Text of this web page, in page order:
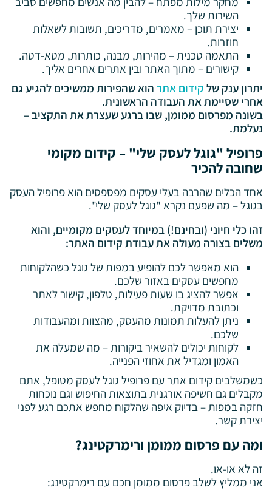
השירות שלך.
יצירת תוכן – מאמרים, מדריכים, תשובות לשאלות
חוזרות.
התאמה טכנית – מהירות, מבנה, כותרות, מטא-דטה.
קישורים – מתוך האתר ובין אתרים אחרים אליך.
יתרון ענק שלקידום אתרהוא שהפירות ממשיכים להגיע גם
אחרי שסיימת את העבודה הראשונית.
בשונה מפרסום ממומן, שבו ברגע שעצרת את התקציב –
נעלמת.
פרופיל "גוגל לעסק שלי" – קידום מקומי
שחובה להכיר
אחד הכלים שהרבה בעלי עסקים מפספסים הוא פרופיל העסק
בגוגל – מה שפעם נקרא "גוגל לעסק שלי".
זהו כלי חיוני (ובחינם!) במיוחד לעסקים מקומיים, והוא
משלים בצורה מעולה את עבודת קידום האתר:
הוא מאפשר לכם להופיע במפות של גוגל כשהלקוחות
מחפשים עסקים באזור שלכם.
אפשר להציג בו שעות פעילות, טלפון, קישור לאתר
וכתובת מדויקת.
ניתן להעלות תמונות מהעסק, מהצוות ומהעבודות
שלכם.
לקוחות יכולים להשאיר ביקורות – מה שמעלה את
האמון ומגדיל את אחוזי הפנייה.
כשמשלבים קידום אתר עם פרופיל גוגל לעסק מטופל, אתם
מקבלים גם חשיפה אורגנית בתוצאות החיפוש וגם נוכחות
חזקה במפות – בדיוק איפה שהלקוח מחפש אתכם רגע לפני
יצירת קשר.
ומה עם פרסום ממומן ורימרקטינג?
זה לא או-או.
אני ממליץ לשלב פרסום ממומן חכם עם רימרקטינג: